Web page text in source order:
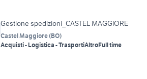
Gestione spedizioni_CASTEL MAGGIORE
Castel Maggiore(BO)
Acquisti - Logistica - TrasportiAltroFull time